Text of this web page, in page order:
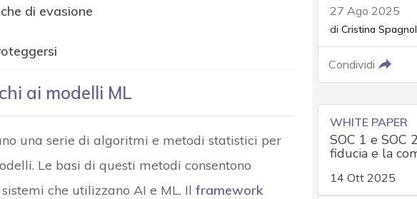
di evasione
ai modelli ML
una serie di algoritmi e metodi statistici per
Le basi di questi metodi consentono
che utilizzano AI e ML. Il framework
27 Ago 2025
di Cristina
Condividi
WHITE PAPER
SOC 1 e SOC
fiducia e la
14 Ott 2025